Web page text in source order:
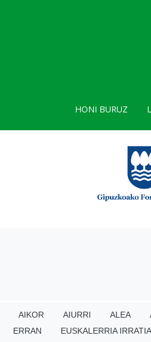
HONI BURUZ
AIKOR AIURRI ALEA
ERRAN EUSKALERRIA IRRATIA